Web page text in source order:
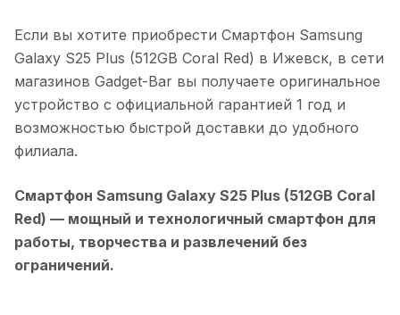
Если вы хотите приобрести Смартфон Samsung
Galaxy S25 Plus (512GB Coral Red) в Ижевск, в сети
магазинов Gadget-Bar вы получаете оригинальное
устройство с официальной гарантией 1 год и
возможностью быстрой доставки до удобного
филиала.
Смартфон Samsung Galaxy S25 Plus (512GB Coral
Red) — мощный и технологичный смартфон для
работы, творчества и развлечений без
ограничений.